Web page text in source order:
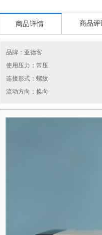
商品详情 商品评
品牌： 亚德客
使用压力：常压
连接形式：螺纹
流动方向：换向